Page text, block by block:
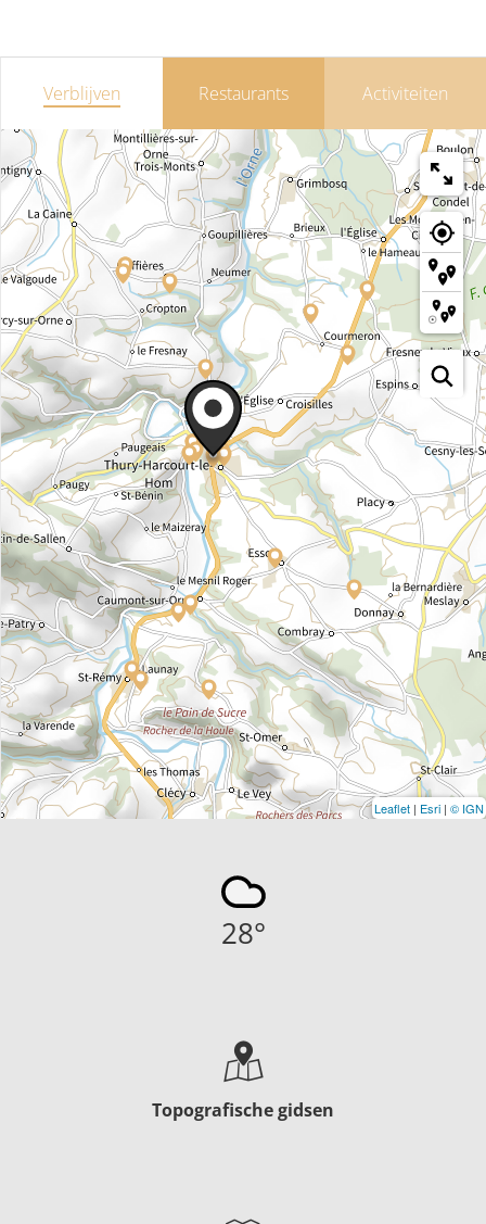
Verblijven Restaurants Activiteiten
Leaflet | Esri | © IGN
28°
Topografische gidsen